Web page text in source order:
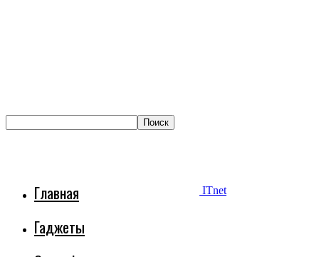
ITnet
Главная
Гаджеты